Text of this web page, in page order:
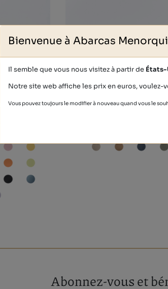
KASEL
Abonnez-vous et
Bienvenue à Abarcas
Il semble que vous nous visitez à partir de États-
Notre site web affiche les prix en euros, voulez-
Vous pouvez toujours le modifier à nouveau quand vous le